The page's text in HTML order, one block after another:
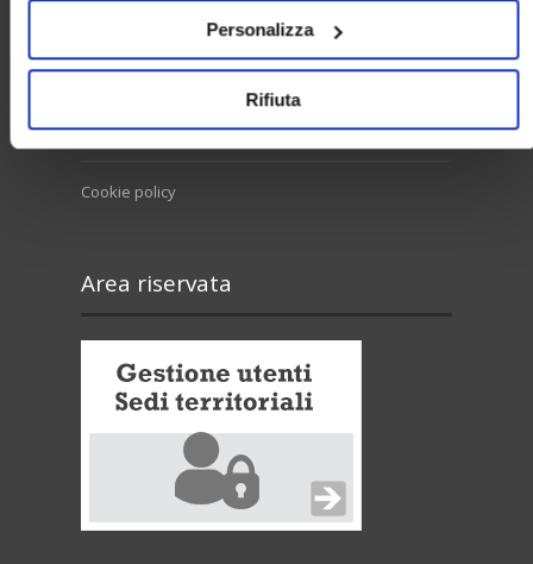
Personalizza
Rifiuta
Cookie policy
Area riservata